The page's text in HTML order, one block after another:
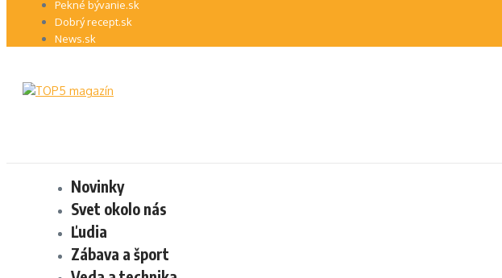
Pekné bývanie.sk
Dobrý recept.sk
News.sk
Novinky
Svet okolo nás
Ľudia
Zábava a šport